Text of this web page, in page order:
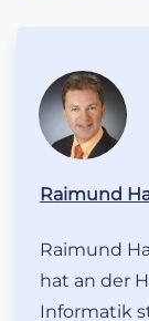
Raimund
Raimund
hat an der
Informatik